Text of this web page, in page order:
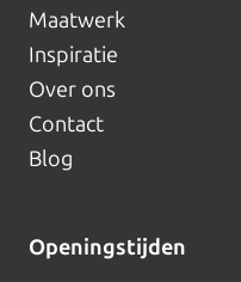
Maatwerk
Inspiratie
Over ons
Contact
Blog
Openingstijden